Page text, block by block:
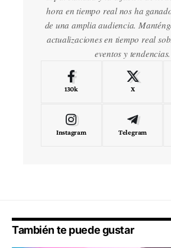
hora en tiempo real nos ha
de una amplia audiencia.
actualizaciones en tiempo real
eventos y tendencias.
130k X
Instagram Telegram
También te puede gustar